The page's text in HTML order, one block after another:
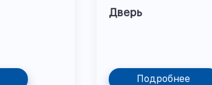
Дверь
Подробнее